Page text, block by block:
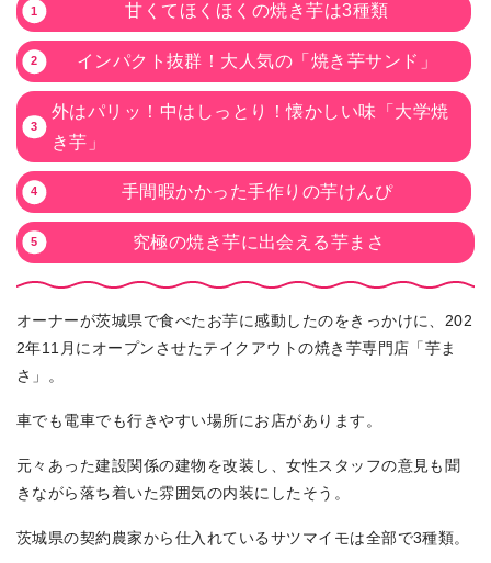
甘くてほくほくの焼き芋は3種類
インパクト抜群！大人気の「焼き芋サンド」
外はパリッ！中はしっとり！懐かしい味「大学焼
き芋」
手間暇かかった手作りの芋けんぴ
究極の焼き芋に出会える芋まさ
オーナーが茨城県で食べたお芋に感動したのをきっかけに、202
2年11月にオープンさせたテイクアウトの焼き芋専門店「芋ま
さ」。
車でも電車でも行きやすい場所にお店があります。
元々あった建設関係の建物を改装し、女性スタッフの意見も聞
きながら落ち着いた雰囲気の内装にしたそう。
茨城県の契約農家から仕入れているサツマイモは全部で3種類。